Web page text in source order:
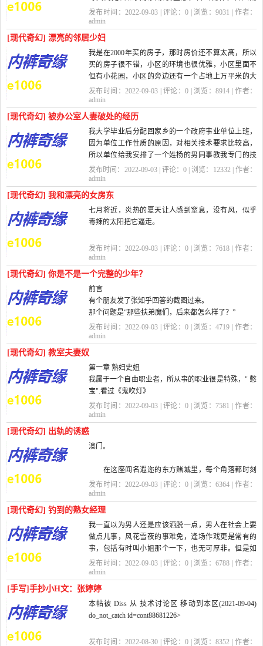
息，而小蛋就做个贤内助，把家里打理得井井有...
发布时间：2022-09-03 | 评论：0 | 浏览：9031 | 作者：
admin
[现代奇幻] 漂亮的邻居少妇
我是在2000年买的房子，那时房价还不算太髙，所以
买的房子很不错，小区的环境也很优雅，小区里面不
但有小花园，小区的旁边还有一个占地上万平米的大
花园，树木郁郁葱葱，亭台楼阁，喷泉都有...
发布时间：2022-09-03 | 评论：0 | 浏览：8914 | 作者：
admin
[现代奇幻] 被办公室人妻破处的经历
我大学毕业后分配回家乡的一个政府事业单位上班，
因为单位工作性质的原因，对相关技术要求比较高，
所以单位给我安排了一个姓杨的男同事教我专门的技
术操作，他比我大５岁，虽然人长得其...
发布时间：2022-09-03 | 评论：0 | 浏览： 12332| 作者：
admin
[现代奇幻] 我和漂亮的女房东
七月将近，炎热的夏天让人感到窒息，没有风，似乎
毒辣的太阳把它逼走。
而女人总是喜欢穿极薄的透明装，让她们的乳房
有更多的空气，望着她们那
丰满要胀出来的胸部，你更会感觉空...
发布时间：2022-09-03 | 评论：0 | 浏览： 7618 | 作者：
admin
[现代奇幻] 你是不是一个完整的少年？
前言
有个朋友发了张知乎回答的截图过来。
那个问题是“那些扶弟魔们，后来都怎么样了？”
回答讲的是答主的母亲为了让弟弟的孩子上最好的幼
儿园，一路上好学校，不惜让弟媳带着孩...
发布时间：2022-09-03 | 评论：0 | 浏览：4719 | 作者：
admin
[现代奇幻] 教室夫妻奴
第一章 熟妇史姐
我属于一个自由职业者，所从事的职业很是特殊，" 憋
宝".看过《鬼吹灯》
一类盗墓小说的朋友，肯定都看到过" 南蛮子憋宝" 这
一词汇。这一行当简单通
俗地说，就是...
发布时间：2022-09-03 | 评论：0 | 浏览： 7581 | 作者：
admin
[现代奇幻] 出轨的诱惑
澳门。
在这座闻名遐迩的东方赌城里，每个角落都时刻
充满着纸醉金迷的诱惑。夜幕降临，白炽的夕阳终于
隐身于暗夜，却没有带走光芒和燥热。辉煌的灯火如
同阳光一样明媚，刺破黑...
发布时间：2022-09-03 | 评论：0 | 浏览：6364 | 作者：
admin
[现代奇幻] 钓到的熟女经理
我一直以为男人还是应该洒脱一点，男人在社会上要
做点儿事，风花雪夜的事难免，逢场作戏更是常有的
事，包括有时叫小姐那个一下，也无可厚非。但是如
果玩女人多了，会带来一个问题：就是会...
发布时间：2022-09-03 | 评论：0 | 浏览：6788 | 作者：
admin
[手写]手抄小H文：张婷婷
本帖被 Diss 从 技术讨论区 移动到本区(2021-09-04)
do_not_catch id=cont88681226>
do_not_catch id=cont88682409>优秀
发布时间：2022-08-30 | 评论：0 | 浏览：8352 | 作者：